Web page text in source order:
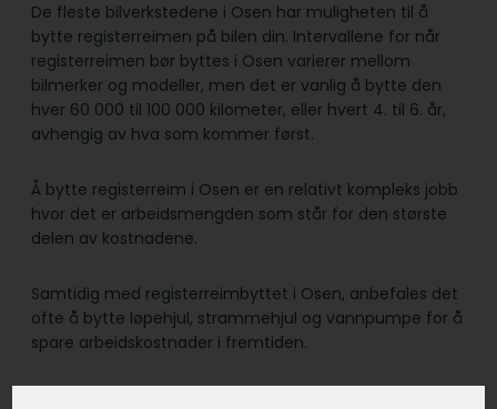
De fleste bilverkstedene i Osen har muligheten til å
bytte registerreimen på bilen din. Intervallene for når
registerreimen bør byttes i Osen varierer mellom
bilmerker og modeller, men det er vanlig å bytte den
hver 60 000 til 100 000 kilometer, eller hvert 4. til 6. år,
avhengig av hva som kommer først.
Å bytte registerreim i Osen er en relativt kompleks jobb
hvor det er arbeidsmengden som står for den største
delen av kostnadene.
Samtidig med registerreimbyttet i Osen, anbefales det
ofte å bytte løpehjul, strammehjul og vannpumpe for å
spare arbeidskostnader i fremtiden.